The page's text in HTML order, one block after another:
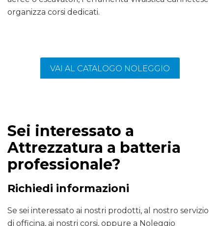
organizza corsi dedicati.
VAI AL CATALOGO NOLEGGIO
Sei interessato a
Attrezzatura a batteria
professionale?
Richiedi informazioni
Se sei interessato ai nostri prodotti, al nostro servizio
di officina, ai nostri corsi, oppure a Noleggio